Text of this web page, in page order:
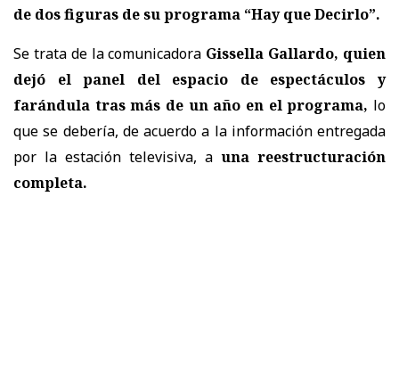
de dos figuras de su programa “Hay que Decirlo”.
Se trata de la comunicadora Gissella Gallardo, quien
dejó el panel del espacio de espectáculos y
farándula tras más de un año en el programa, lo
que se debería, de acuerdo a la información entregada
por la estación televisiva, a una reestructuración
completa.